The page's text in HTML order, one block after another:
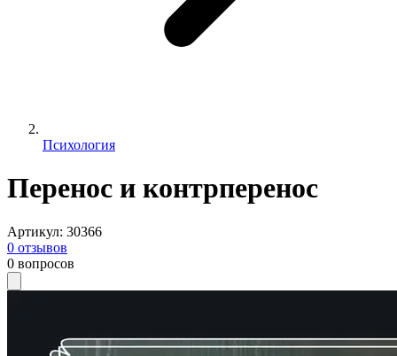
Психология
Перенос и контрперенос
Артикул: 30366
0 отзывов
0 вопросов